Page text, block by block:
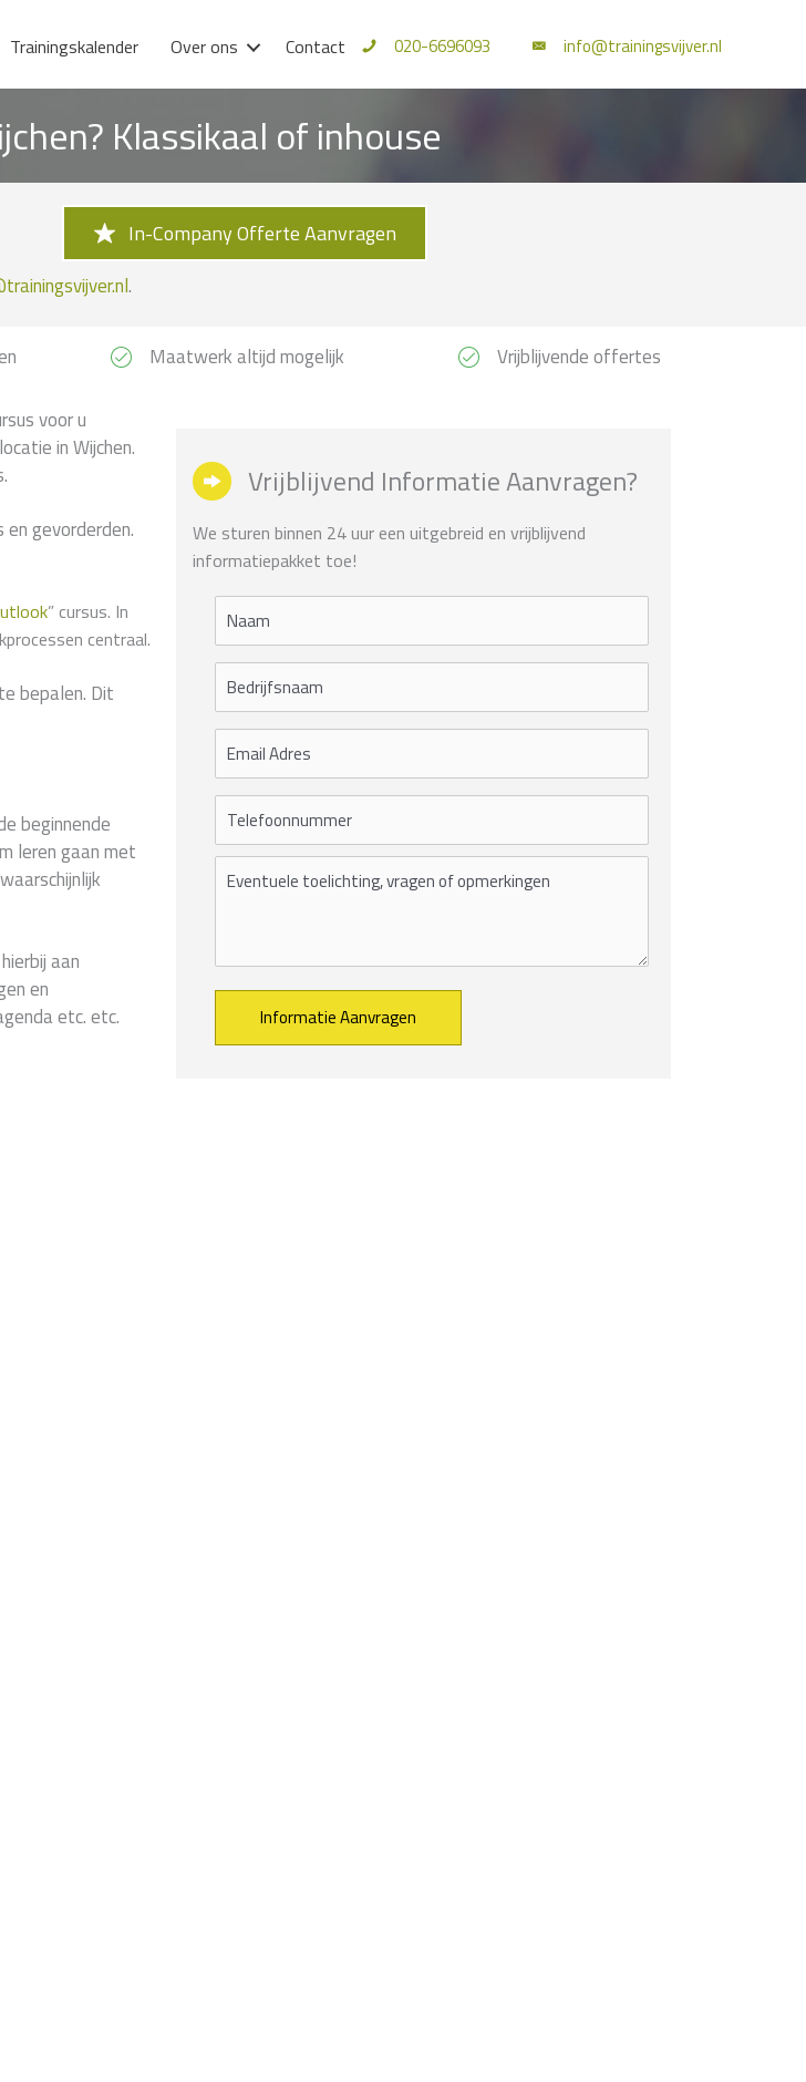
Trainingskalender Over ons Contact 020-6696093 info@trainingsvijver.nl
Klassikaal of inhouse
In-Company Offerte Aanvragen
.
Maatwerk altijd mogelijk Vrijblijvende offertes
voor u
in Wijchen.
gevorderden.
” cursus. In
centraal.
bepalen. Dit
beginnende
leren gaan met
aan
en
etc. etc.
Vrijblijvend Informatie Aanvragen?
We sturen binnen 24 uur een uitgebreid en vrijblijvend
informatiepakket toe!